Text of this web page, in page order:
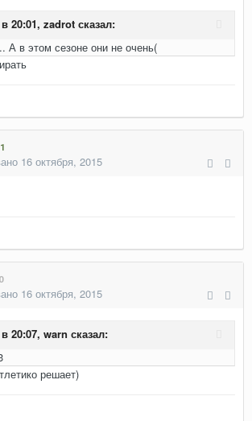
20:01, zadrot сказал:
А в этом сезоне они не очень(
1
16 октября, 2015
0
16 октября, 2015
20:07, warn сказал:
решает)